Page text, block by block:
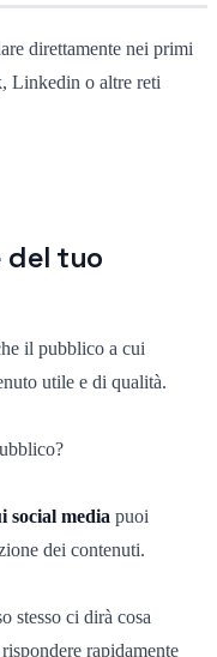
direttamente nei primi
Linkedin o altre reti
del tuo
il pubblico a cui
utile e di qualità.
social media puoi
dei contenuti.
stesso ci dirà cosa
rapidamente